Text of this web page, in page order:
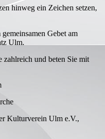
hinweg ein Zeichen setzen,
Gebet am
Ulm.
und beten Sie mit
Kulturverein Ulm e.V.,